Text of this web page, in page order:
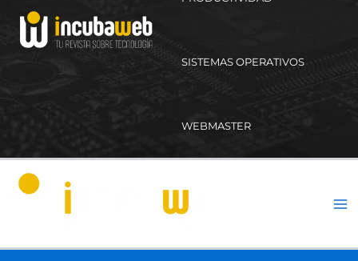
SISTEMAS OPERATIVOS
WEBMASTER